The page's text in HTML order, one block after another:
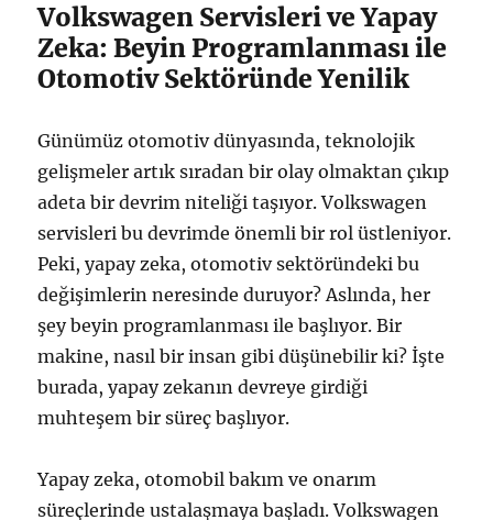
Volkswagen Servisleri ve Yapay
Zeka: Beyin Programlanması ile
Otomotiv Sektöründe Yenilik
Günümüz otomotiv dünyasında, teknolojik
gelişmeler artık sıradan bir olay olmaktan çıkıp
adeta bir devrim niteliği taşıyor. Volkswagen
servisleri bu devrimde önemli bir rol üstleniyor.
Peki, yapay zeka, otomotiv sektöründeki bu
değişimlerin neresinde duruyor? Aslında, her
şey beyin programlanması ile başlıyor. Bir
makine, nasıl bir insan gibi düşünebilir ki? İşte
burada, yapay zekanın devreye girdiği
muhteşem bir süreç başlıyor.
Yapay zeka, otomobil bakım ve onarım
süreçlerinde ustalaşmaya başladı. Volkswagen